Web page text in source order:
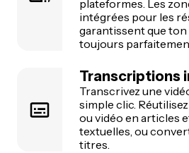
plateformes. Les
intégrées pour les
garantissent que
toujours
Transcriptions
Transcrivez une
simple clic.
ou vidéo en articles
textuelles, ou
titres.